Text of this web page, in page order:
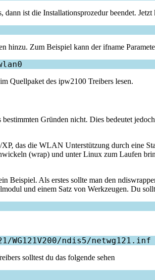
ist die Installationsprozedur beendet.
Zum Beispiel kann der ifname
Quellpaket des ipw2100 Treibers lesen.
Gründen nicht. Dies bedeutet
das die WLAN Unterstützung durch eine
(wrap) und unter Linux zum Laufen
Beispiel. Als erstes sollte man den
und einem Satz von Werkzeugen. Du
solltest du das folgende sehen